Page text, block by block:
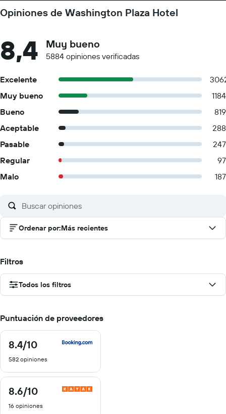
Opiniones de Washington Plaza Hotel
8,4 Muy bueno
5884 opiniones verificadas
Excelente
Muy bueno
1184
Bueno
819
Aceptable
288
Pasable
247
Regular
97
Malo
187
Ordenar por:Más recientes
Filtros
Todos los filtros
Puntuación de proveedores
8.4/10
8.4
10
582 opiniones
8.6/10
8.6
10
16 opiniones